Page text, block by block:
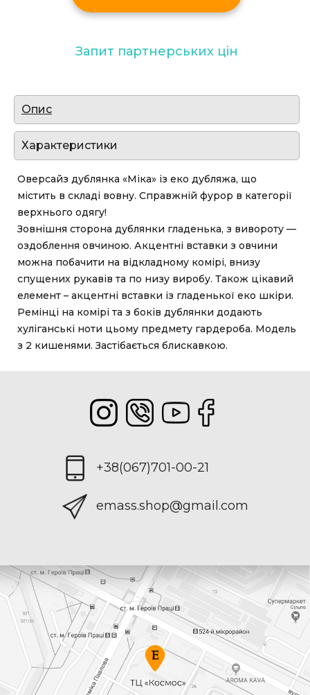
Запит партнерських цін
Опис
Характеристики
Оверсайз дублянка «Міка» із еко дубляжа, що
містить в складі вовну. Справжній фурор в категорії
верхнього одягу!
Зовнішня сторона дублянки гладенька, з вивороту —
оздоблення овчиною. Акцентні вставки з овчини
можна побачити на відкладному комірі, внизу
спущених рукавів та по низу виробу. Також цікавий
елемент – акцентні вставки із гладенької еко шкіри.
Ремінці на комірі та з боків дублянки додають
хуліганські ноти цьому предмету гардероба. Модель
з 2 кишенями. Застібається блискавкою.
+38(067)701-00-21
emass.shop@gmail.com